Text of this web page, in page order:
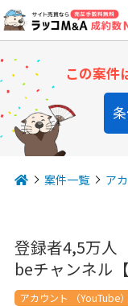
この案件
案件一覧 ア
登録者4,5万人
beチャンネル
アカウント （YouTube）